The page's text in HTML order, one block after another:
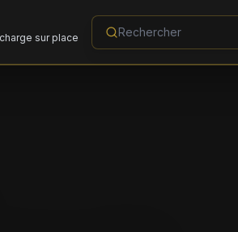
sur place